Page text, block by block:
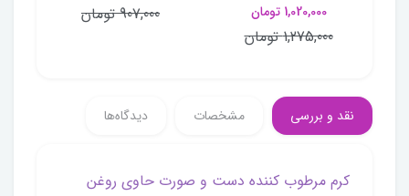
1,020,000 تومان
1,275,000 تومان
907,000 تومان
نقد و بررسی مشخصات دیدگاه‌ها
کرم مرطوب کننده دست و صورت حاوی روغن